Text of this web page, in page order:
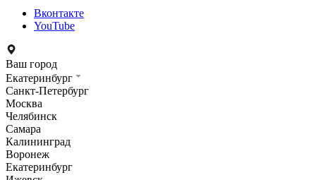
Вконтакте
YouTube
Ваш город
Екатеринбург
Санкт-Петербург
Москва
Челябинск
Самара
Калининград
Воронеж
Екатеринбург